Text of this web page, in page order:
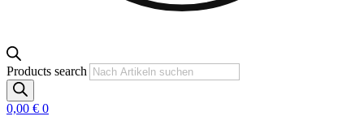
Products search
0,00 € 0